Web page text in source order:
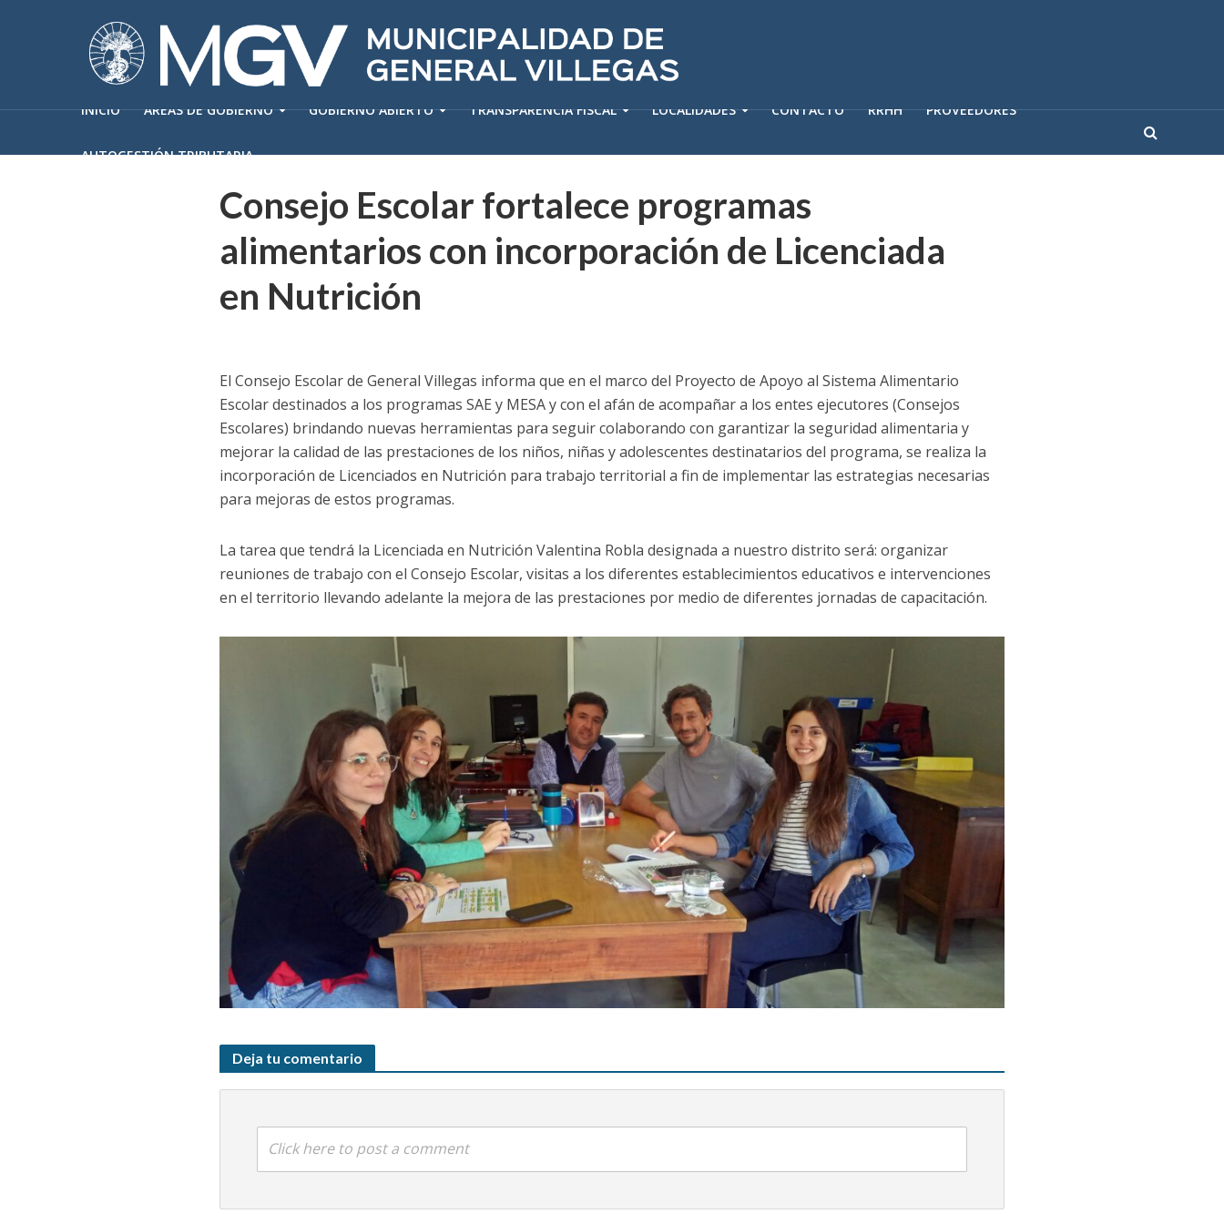
INICIO ÁREAS DE GOBIERNO GOBIERNO ABIERTO TRANSPARENCIA FISCAL LOCALIDADES CONTACTO RRHH PROVEEDORES
AUTOGESTIÓN TRIBUTARIA
Consejo Escolar fortalece programas
alimentarios con incorporación de Licenciada
en Nutrición
El Consejo Escolar de General Villegas informa que en el marco del Proyecto de Apoyo al Sistema Alimentario
Escolar destinados a los programas SAE y MESA y con el afán de acompañar a los entes ejecutores (Consejos
Escolares) brindando nuevas herramientas para seguir colaborando con garantizar la seguridad alimentaria y
mejorar la calidad de las prestaciones de los niños, niñas y adolescentes destinatarios del programa, se realiza la
incorporación de Licenciados en Nutrición para trabajo territorial a fin de implementar las estrategias necesarias
para mejoras de estos programas.
La tarea que tendrá la Licenciada en Nutrición Valentina Robla designada a nuestro distrito será: organizar
reuniones de trabajo con el Consejo Escolar, visitas a los diferentes establecimientos educativos e intervenciones
en el territorio llevando adelante la mejora de las prestaciones por medio de diferentes jornadas de capacitación.
Deja tu comentario
Click here to post a comment